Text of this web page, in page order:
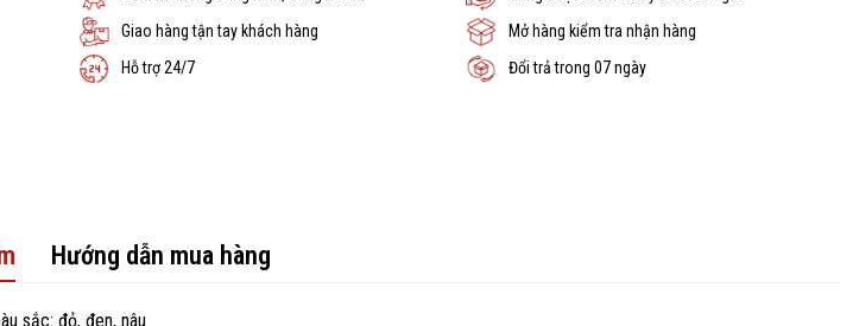
Giao hàng tận tay khách hàng
Mở hàng kiểm tra nhận hàng
Hỗ trợ 24/7
Đổi trả trong 07 ngày
Hướng dẫn mua hàng
sắc: đỏ, đen, nâu